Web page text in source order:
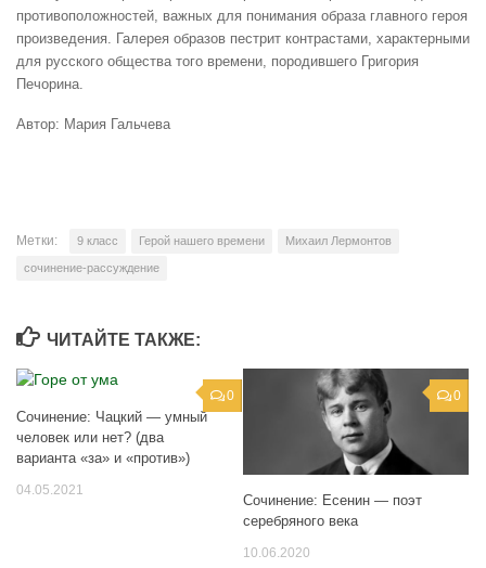
противоположностей, важных для понимания образа главного героя
произведения. Галерея образов пестрит контрастами, характерными
для русского общества того времени, породившего Григория
Печорина.
Автор: Мария Гальчева
Метки: 9 класс Герой нашего времени Михаил Лермонтов
сочинение-рассуждение
ЧИТАЙТЕ ТАКЖЕ:
0
Сочинение: Чацкий — умный
человек или нет? (два
варианта «за» и «против»)
04.05.2021
0
Сочинение: Есенин — поэт
серебряного века
10.06.2020